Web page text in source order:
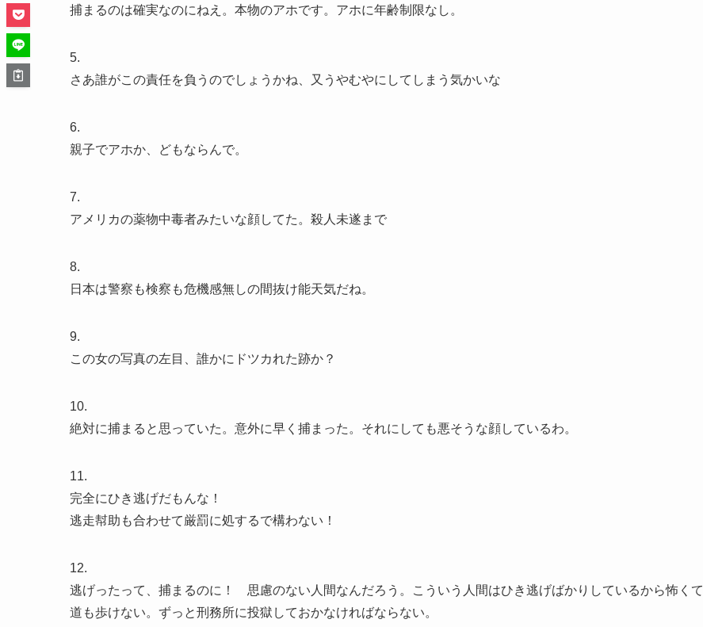
捕まるのは確実なのにねえ。本物のアホです。アホに年齢制限なし。
5.
さあ誰がこの責任を負うのでしょうかね、又うやむやにしてしまう気かいな
6.
親子でアホか、どもならんで。
7.
アメリカの薬物中毒者みたいな顔してた。殺人未遂まで
8.
日本は警察も検察も危機感無しの間抜け能天気だね。
9.
この女の写真の左目、誰かにドツカれた跡か？
10.
絶対に捕まると思っていた。意外に早く捕まった。それにしても悪そうな顔しているわ。
11.
完全にひき逃げだもんな！
逃走幇助も合わせて厳罰に処するで構わない！
12.
逃げったって、捕まるのに！ 思慮のない人間なんだろう。こういう人間はひき逃げばかりしているから怖くて
道も歩けない。ずっと刑務所に投獄しておかなければならない。